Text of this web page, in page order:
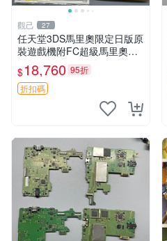
觀己 27
任天堂3DS馬里奧限定日版原
裝遊戲機附FC超級馬里奧全
箱包贈 原系統未破解 98新 成
色優異 功能正常 超級馬里歐
FC 游戲機
$18,760 95折
折扣碼